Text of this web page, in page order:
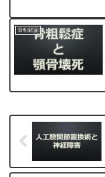
骨粗鬆症